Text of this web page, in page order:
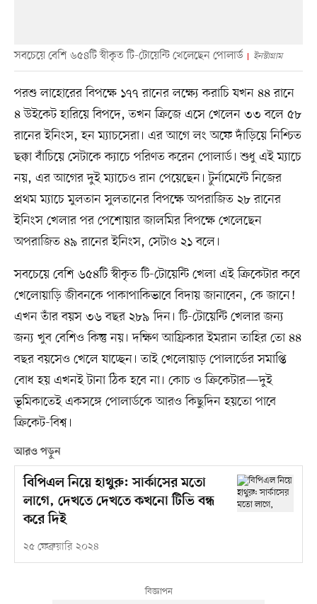
সবচেয়ে বেশি ৬৫৪টি স্বীকৃত টি-টোয়েন্টি খেলেছেন পোলার্ড ইনস্টাগ্রাম
পরশু লাহোরের বিপক্ষে ১৭৭ রানের লক্ষ্যে করাচি যখন ৪৪ রানে
৪ উইকেট হারিয়ে বিপদে, তখন ক্রিজে এসে খেলেন ৩৩ বলে ৫৮
রানের ইনিংস, হন ম্যাচসেরা। এর আগে লং অফে দাঁড়িয়ে নিশ্চিত
ছক্কা বাঁচিয়ে সেটাকে ক্যাচে পরিণত করেন পোলার্ড। শুধু এই ম্যাচে
নয়, এর আগের দুই ম্যাচেও রান পেয়েছেন। টুর্নামেন্টে নিজের
প্রথম ম্যাচে মুলতান সুলতানের বিপক্ষে অপরাজিত ২৮ রানের
ইনিংস খেলার পর পেশোয়ার জালমির বিপক্ষে খেলেছেন
অপরাজিত ৪৯ রানের ইনিংস, সেটাও ২১ বলে।
সবচেয়ে বেশি ৬৫৪টি স্বীকৃত টি-টোয়েন্টি খেলা এই ক্রিকেটার কবে
খেলোয়াড়ি জীবনকে পাকাপাকিভাবে বিদায় জানাবেন, কে জানে!
এখন তাঁর বয়স ৩৬ বছর ২৮৯ দিন। টি-টোয়েন্টি খেলার জন্য
জন্য খুব বেশিও কিন্তু নয়। দক্ষিণ আফ্রিকার ইমরান তাহির তো ৪৪
বছর বয়সেও খেলে যাচ্ছেন। তাই খেলোয়াড় পোলার্ডের সমাপ্তি
বোধ হয় এখনই টানা ঠিক হবে না। কোচ ও ক্রিকেটার—দুই
ভূমিকাতেই একসঙ্গে পোলার্ডকে আরও কিছুদিন হয়তো পাবে
ক্রিকেট-বিশ্ব।
আরও পড়ুন
বিপিএল নিয়ে হাথুরু: সার্কাসের মতো
লাগে, দেখতে দেখতে কখনো টিভি বন্ধ
করে দিই
২৫ ফেব্রুয়ারি ২০২৪